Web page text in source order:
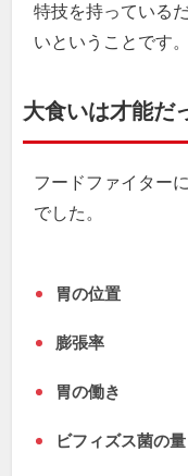
特技を持っている
いということです。
大食いは才能だ
フードファイター
でした。
胃の位置
膨張率
胃の働き
ビフィズス菌の量